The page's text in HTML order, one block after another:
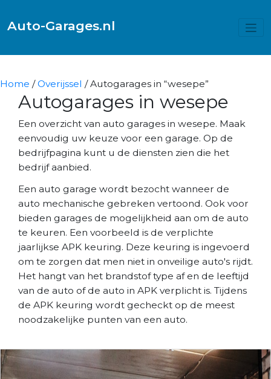
Auto-Garages.nl
Home /Overijssel / Autogarages in “wesepe”
Autogarages in wesepe
Een overzicht van auto garages in wesepe. Maak
eenvoudig uw keuze voor een garage. Op de
bedrijfpagina kunt u de diensten zien die het
bedrijf aanbied.
Een auto garage wordt bezocht wanneer de
auto mechanische gebreken vertoond. Ook voor
bieden garages de mogelijkheid aan om de auto
te keuren. Een voorbeeld is de verplichte
jaarlijkse APK keuring. Deze keuring is ingevoerd
om te zorgen dat men niet in onveilige auto's rijdt.
Het hangt van het brandstof type af en de leeftijd
van de auto of de auto in APK verplicht is. Tijdens
de APK keuring wordt gecheckt op de meest
noodzakelijke punten van een auto.